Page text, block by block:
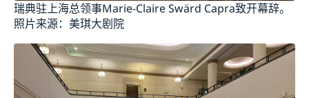
瑞典驻上海总领事Marie-Claire Swärd Capra致开幕辞。
照片来源：美琪大剧院